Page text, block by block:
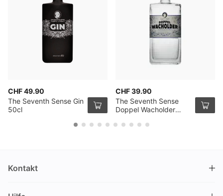
CHF 49.90
The Seventh Sense Gin
50cl
CHF 39.90
The Seventh Sense
Doppel Wacholder
(Spirituose) 50cl
Kontakt